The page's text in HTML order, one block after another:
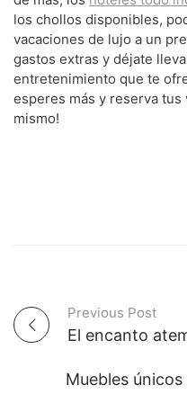
los chollos disponibles,
vacaciones de lujo a un
gastos extras y déjate
entretenimiento que te
esperes más y reserva
mismo!
P
Previous Post